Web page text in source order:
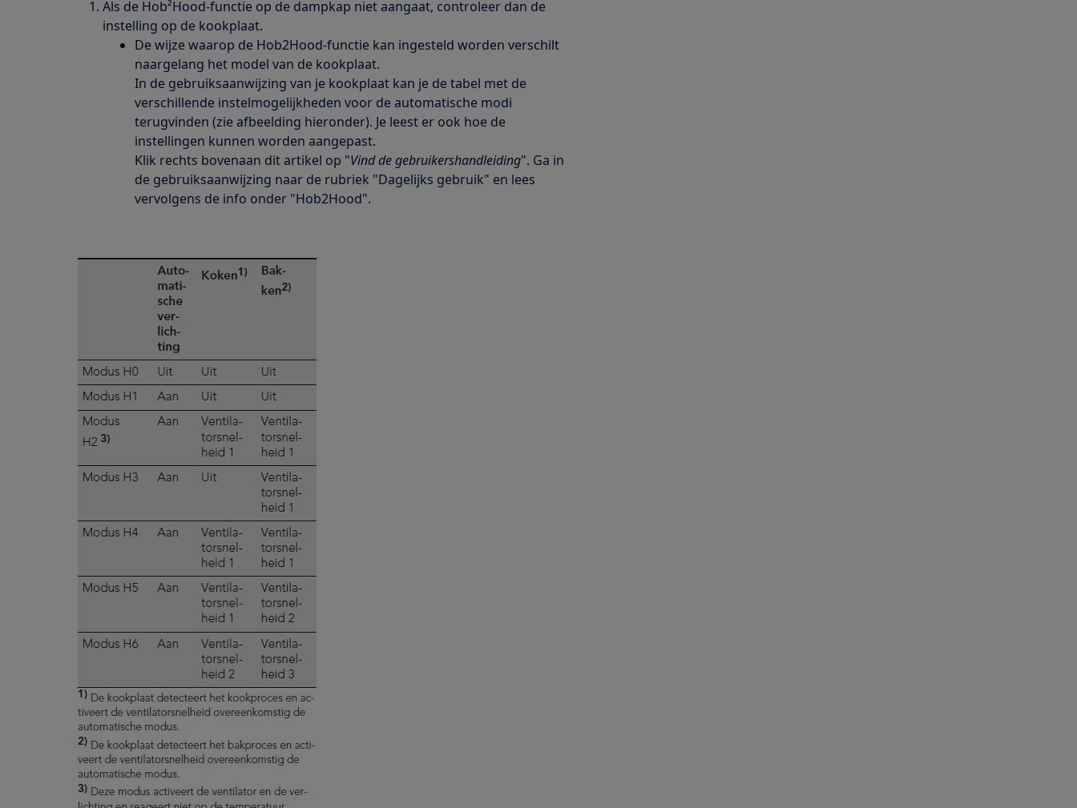
Als de Hob²Hood-functie op de dampkap niet aangaat, controleer dan de
instelling op de kookplaat.
De wijze waarop de Hob2Hood-functie kan ingesteld worden verschilt
naargelang het model van de kookplaat.
In de gebruiksaanwijzing van je kookplaat kan je de tabel met de
verschillende instelmogelijkheden voor de automatische modi
terugvinden (zie afbeelding hieronder). Je leest er ook hoe de
instellingen kunnen worden aangepast.
Klik rechts bovenaan dit artikel op "Vind de gebruikershandleiding". Ga in
de gebruiksaanwijzing naar de rubriek "Dagelijks gebruik" en lees
vervolgens de info onder "Hob2Hood".